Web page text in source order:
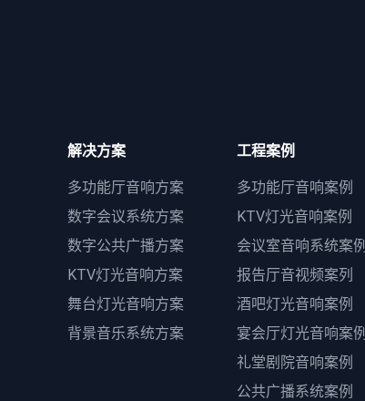
解决方案
多功能厅音响方案
数字会议系统方案
数字公共广播方案
KTV灯光音响方案
舞台灯光音响方案
背景音乐系统方案
工程案例
多功能厅音响案例
KTV灯光音响案例
会议室音响系统案例
报告厅音视频案列
酒吧灯光音响案例
宴会厅灯光音响案例
礼堂剧院音响案例
公共广播系统案例